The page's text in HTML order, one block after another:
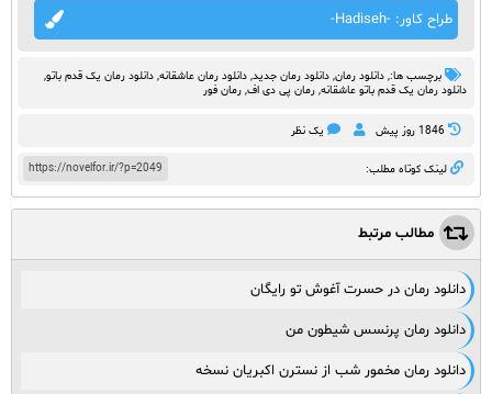
طراح کاور: -Hadiseh-
برچسب ها:, دانلود رمان, دانلود رمان جدید, دانلود رمان عاشقانه, دانلود رمان یک قدم باتو,
دانلود رمان یک قدم باتو عاشقانه, رمان پی دی اف, رمان فور
1846 روز پيش یک نظر
https://novelfor.ir/?p=2049 لینک کوتاه مطلب:
مطالب مرتبط
دانلود رمان در حسرت آغوش تو رایگان
دانلود رمان پرنسس شیطون من
دانلود رمان مخمور شب از نسترن اکبریان نسخه